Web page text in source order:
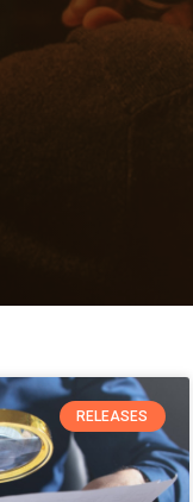
RELEASES